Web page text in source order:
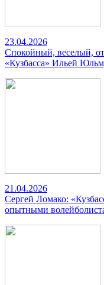
23.04.2026
Спокойный, веселый,
«Кузбасса» Ильей
21.04.2026
Сергей Ломако:
опытными